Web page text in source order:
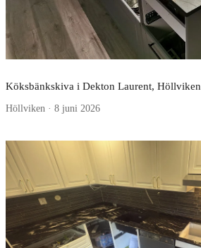
Köksbänkskiva i Dekton Laurent, Höllviken
Höllviken · 8 juni 2026